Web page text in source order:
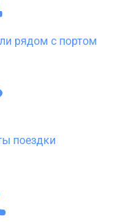
рядом с портом
поездки